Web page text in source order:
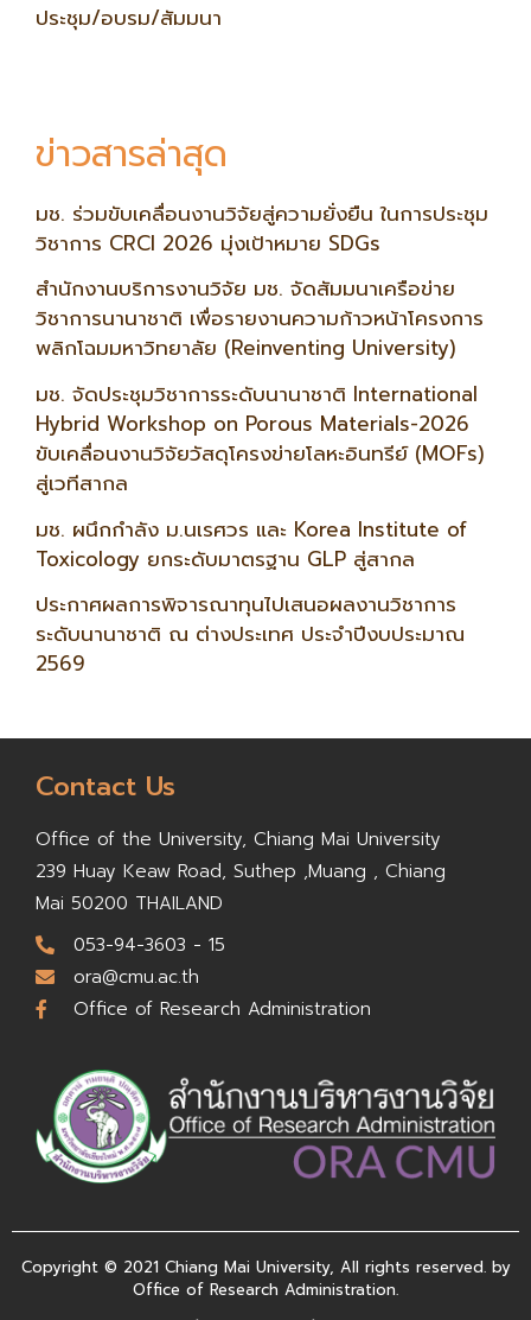
ประชุม/อบรม/สัมมนา
ข่าวสารล่าสุด
มช. ร่วมขับเคลื่อนงานวิจัยสู่ความยั่งยืน ในการประชุม
วิชาการ CRCI 2026 มุ่งเป้าหมาย SDGs
สำนักงานบริการงานวิจัย มช. จัดสัมมนาเครือข่าย
วิชาการนานาชาติ เพื่อรายงานความก้าวหน้าโครงการ
พลิกโฉมมหาวิทยาลัย (Reinventing University)
มช. จัดประชุมวิชาการระดับนานาชาติ International
Hybrid Workshop on Porous Materials-2026
ขับเคลื่อนงานวิจัยวัสดุโครงข่ายโลหะอินทรีย์ (MOFs)
สู่เวทีสากล
มช. ผนึกกำลัง ม.นเรศวร และ Korea Institute of
Toxicology ยกระดับมาตรฐาน GLP สู่สากล
ประกาศผลการพิจารณาทุนไปเสนอผลงานวิชาการ
ระดับนานาชาติ ณ ต่างประเทศ ประจำปีงบประมาณ
2569
Contact Us
Office of the University, Chiang Mai University
239 Huay Keaw Road, Suthep ,Muang , Chiang
Mai 50200 THAILAND
053-94-3603 - 15
ora@cmu.ac.th
Office of Research Administration
Copyright © 2021 Chiang Mai University, All rights reserved. by
Office of Research Administration.